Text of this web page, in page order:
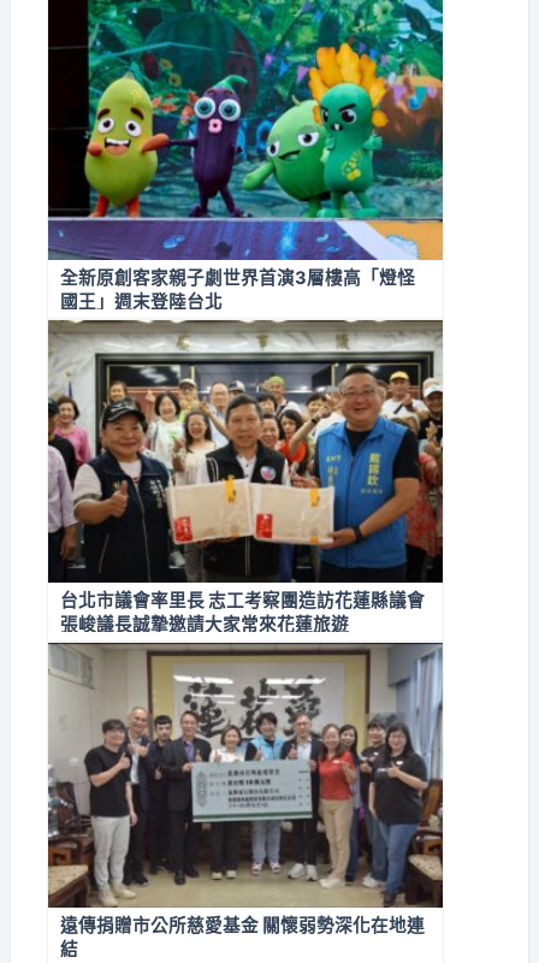
全新原創客家親子劇世界首演3層樓高「燈怪
國王」週末登陸台北
台北市議會率里長 志工考察團造訪花蓮縣議會
張峻議長誠摯邀請大家常來花蓮旅遊
遠傳捐贈市公所慈愛基金 關懷弱勢深化在地連
結